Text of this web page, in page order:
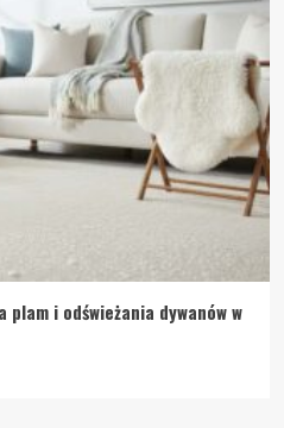
i odświeżania dywanów w